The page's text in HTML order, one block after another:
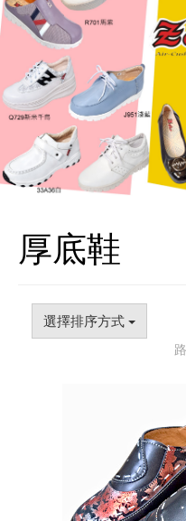
o
u
厚底鞋
選擇排序方式